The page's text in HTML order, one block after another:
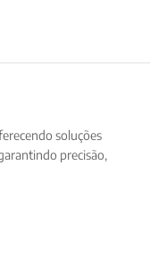
soluções
precisão,